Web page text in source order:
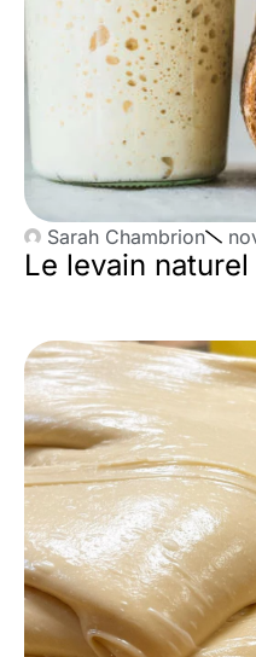
Sarah Chambrion
Le levain naturel